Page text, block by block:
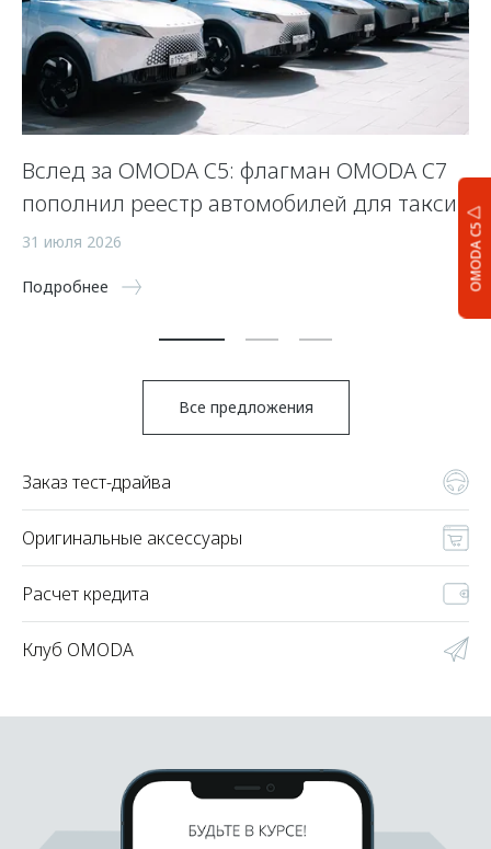
OMODA C5
Вслед за OMODA C5: флагман OMODA C7
пополнил реестр автомобилей для такси
31 июля 2026
Подробнее
5
Все предложения
Заказ тест-драйва
Оригинальные аксессуары
Расчет кредита
Клуб OMODA